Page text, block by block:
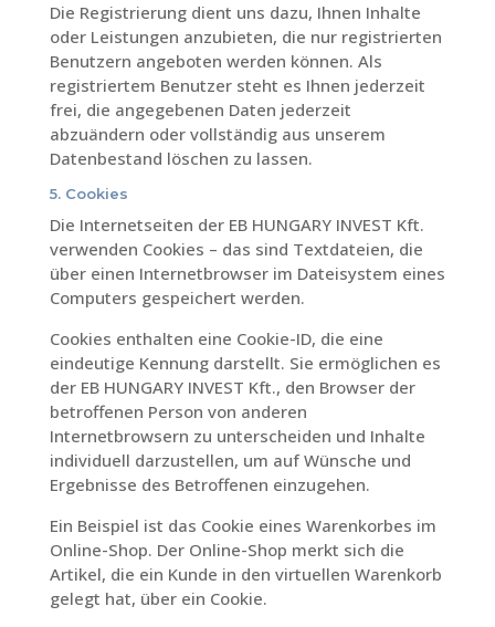
Die Registrierung dient uns dazu, Ihnen Inhalte
oder Leistungen anzubieten, die nur registrierten
Benutzern angeboten werden können. Als
registriertem Benutzer steht es Ihnen jederzeit
frei, die angegebenen Daten jederzeit
abzuändern oder vollständig aus unserem
Datenbestand löschen zu lassen.
5. Cookies
Die Internetseiten der EB HUNGARY INVEST Kft.
verwenden Cookies – das sind Textdateien, die
über einen Internetbrowser im Dateisystem eines
Computers gespeichert werden.
Cookies enthalten eine Cookie-ID, die eine
eindeutige Kennung darstellt. Sie ermöglichen es
der EB HUNGARY INVEST Kft., den Browser der
betroffenen Person von anderen
Internetbrowsern zu unterscheiden und Inhalte
individuell darzustellen, um auf Wünsche und
Ergebnisse des Betroffenen einzugehen.
Ein Beispiel ist das Cookie eines Warenkorbes im
Online-Shop. Der Online-Shop merkt sich die
Artikel, die ein Kunde in den virtuellen Warenkorb
gelegt hat, über ein Cookie.